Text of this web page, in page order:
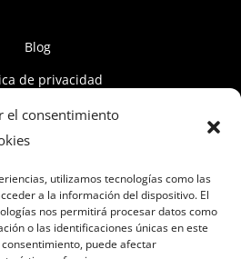
el consentimiento
utilizamos tecnologías como las
a la información del dispositivo. El
nos permitirá procesar datos como
o las identificaciones únicas en este
puede afectar
Blog
de privacidad
de cookies
Aviso Legal
Currículum Vitae